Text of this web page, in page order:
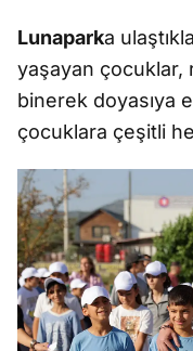
Lunaparka
yaşayan çocuklar,
binerek doyasıya
çocuklara çeşitli